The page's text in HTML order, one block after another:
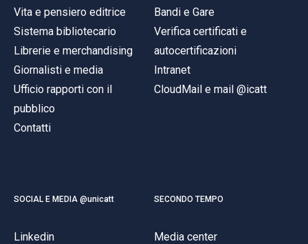
Vita e pensiero editrice
Sistema bibliotecario
Librerie e merchandising
Giornalisti e media
Ufficio rapporti con il
pubblico
Contatti
Bandi e Gare
Verifica certificati e
autocertificazioni
Intranet
CloudMail e mail @icatt
SOCIAL E MEDIA @unicatt
Linkedin
SECONDO TEMPO
Media center